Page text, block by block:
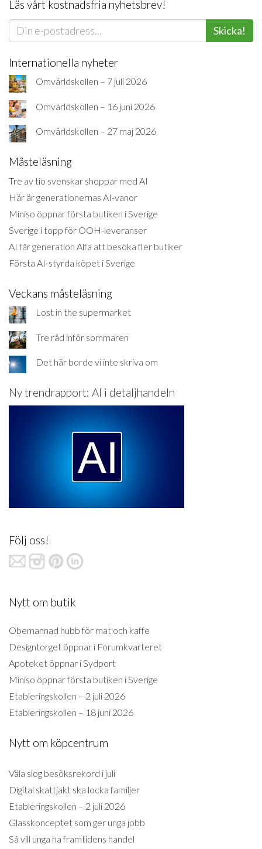
Läs vårt kostnadsfria nyhetsbrev!
Skicka!
Internationella nyheter
Omvärldskollen – 7 juli 2026
Omvärldskollen – 16 juni 2026
Omvärldskollen – 27 maj 2026
Måsteläsning
Tre av tio svenskar shoppar med AI
Här är generationernas AI-vanor
Miniso öppnar första butiken i Sverige
Sverige i topp för OOH-leveranser
AI får generation Alfa att besöka fler butiker
Första AI-styrda köpet i Sverige
Veckans måsteläsning
Lost in the supermarket
Tre råd inför sommaren
Det här borde vi inte skriva om
Ny trendrapport: AI i detaljhandeln
Följ oss!
Nytt om butik
Obemannad hubb för mat och kaffe
Designtorget öppnar i Forumkvarteret
Apoteket öppnar i Sydport
Miniso öppnar första butiken i Sverige
Etableringskollen – 2 juli 2026
Etableringskollen – 18 juni 2026
Nytt om köpcentrum
Väla slog besöksrekord i juli
Digital skattjakt ska locka familjer
Etableringskollen – 2 juli 2026
Glasskonceptet som ger unga jobb
Så vill unga ha framtidens handel